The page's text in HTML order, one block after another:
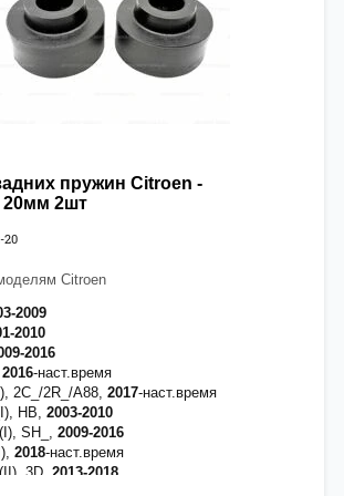
пружин Citroen -
20мм 2шт
20
Citroen
2009
2010
2016
2016-наст.время
2C_/2R_/A88, 2017-наст.время
HB, 2003-2010
(I), SH_, 2009-2016
2018-наст.время
(II), 3D, 2013-2018